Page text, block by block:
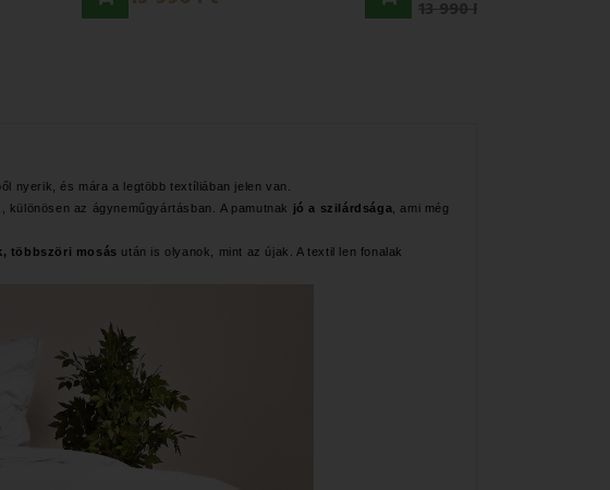
13 990 Ft
nyerik, és mára a legtöbb textíliában jelen van.
az ágyneműgyártásban. A pamutnak jó a szilárdsága
, ami még
többszöri mosás után is olyanok, mint az újak. A textil len fonalak